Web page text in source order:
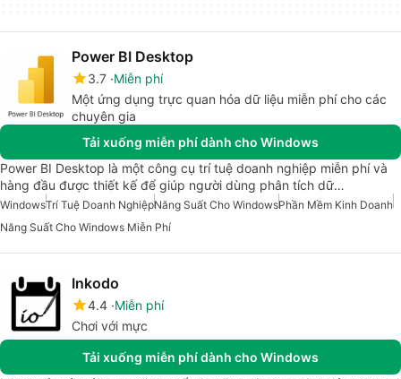
Power BI Desktop
3.7 Miễn phí
Một ứng dụng trực quan hóa dữ liệu miễn phí cho các
chuyên gia
Tải xuống miễn phí dành cho Windows
Power BI Desktop là một công cụ trí tuệ doanh nghiệp miễn phí và
hàng đầu được thiết kế để giúp người dùng phân tích dữ…
WindowsTrí Tuệ Doanh NghiệpNăng Suất Cho WindowsPhần Mềm Kinh Doanh
Năng Suất Cho Windows Miễn Phí
Inkodo
4.4 Miễn phí
Chơi với mực
Tải xuống miễn phí dành cho Windows